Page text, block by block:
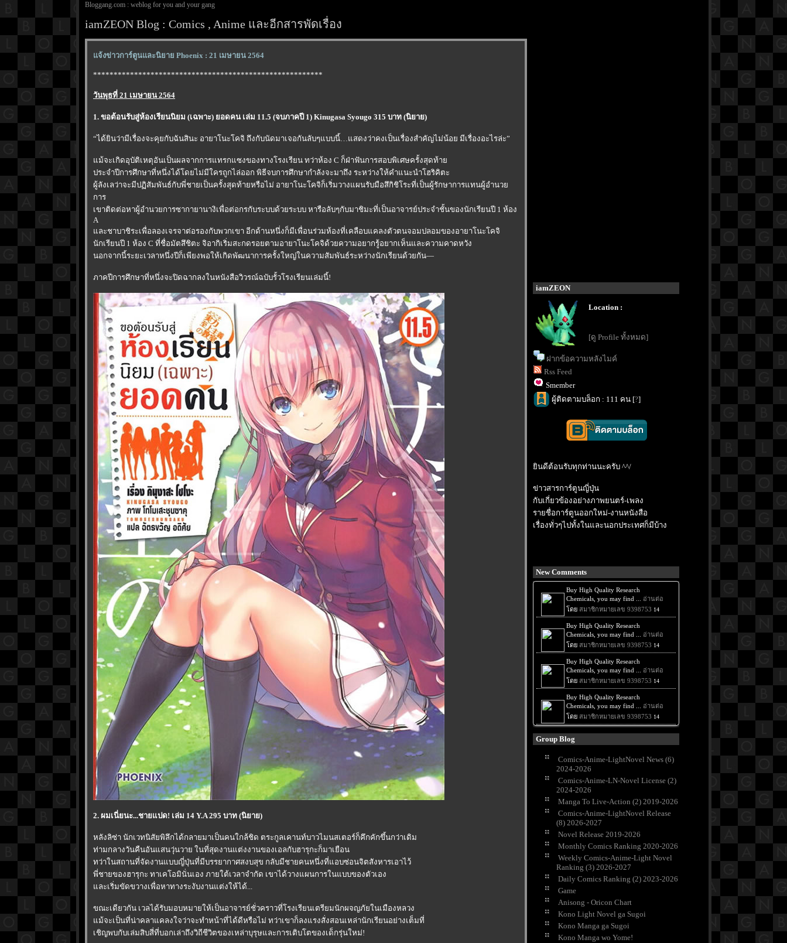
Bloggang.com : weblog for you and your gang
iamZEON Blog : Comics , Anime และอีกสารพัดเรื่อง
จ้งข่าวการ์ตูนและนิยาย Phoenix : 21 เมษายน 2564
********************************************************
วันพุธที่ 21 เมษายน 2564
1. ขอต้อนรับสู่ห้องเรียนนิยม (เฉพาะ) ยอดคน เล่ม 11.5 (จบภาคปี 1) Kinugasa Syougo 315 บาท (นิยาย)
“ได้ยินว่ามีเรื่องจะคุยกับฉันสินะ อายาโนะโคจิ ถึงกับนัดมาเจอกันลับๆแบบนี้…แสดงว่าคงเป็นเรื่องสำคัญไม่น้อย มีเรื่องอะไรล่ะ”
ม้จะเกิดอุบัติเหตุอันเป็นผลจากการแทรกแซงของทางโรงเรียน ทว่าห้อง C ก็ฝ่าฟันการสอบพิเศษครั้งสุดท้า
ประจำปีการศึกษาที่หนึ่งได้โดยไม่มีใครถูกไล่ออก พิธีจบการศึกษากำลังจะมาถึง ระหว่างให้คำแนะนำโฮริคิตะ
ผู้ลังเลว่าจะมีปฏิสัมพันธ์กับพี่ชายเป็นครั้งสุดท้ายหรือไม่ อายาโนะโคจิก็เริ่มวางแผนรับมือสึกิชิโระที่เป็นผู้รักษาการแทนผู้อำนว
การ
เขาติดต่อหาผู้อำนวยการซากายานางิเพื่อต่อกรกับระบบด้วยระบบ หารือลับๆกับมาชิมะที่เป็นอาจารย์ประจำชั้นของนักเรียนปี 1 ห้อง
A
ละชาบาชิระเพื่อลองเจรจาต่อรองกับพวกเขา อีกด้านหนึ่งก็มีเพื่อนร่วมห้องที่เคลือบแคลงตัวตนจอมปลอมของอายาโนะโคจิ
นักเรียนปี 1 ห้อง C ที่ชื่อมัตสึชิตะ จิอากิเริ่มสะกดรอยตามอายาโนะโคจิด้วยความอยากรู้อยากเห็นและความคาดหวัง
นอกจากนี้ระยะเวลาหนึ่งปีก็เพียงพอให้เกิดพัฒนาการครั้งใหญ่ในความสัมพันธ์ระหว่างนักเรียนด้วยกัน—
ภาคปีการศึกษาที่หนึ่งจะปิดฉากลงในหนังสือวิวรณ์ฉบับรั้วโรงเรียนเล่มนี้!
2. ผมเนี่ยนะ...ชายแปด! เล่ม 14 Y.A 295 บาท (นิยาย)
หลังลิซ่า นักเวทนิสัยพิลึกได้กลายมาเป็นคนใกล้ชิด ตระกูลเคานท์บาวไมนสเตอร์ก็คึกคักขึ้นกว่าเดิม
ท่ามกลางวันคืนอันแสนวุ่นวาย ในที่สุดงานแต่งงานของเอลกับฮารุกะก็มาเยือน
ทว่าในสถานที่จัดงานแบบญี่ปุ่นที่มีบรรยากาศสงบสุข กลับมีชายคนหนึ่งที่แอบซ่อนจิตสังหารเอาไว้
พี่ชายของฮารุกะ ทาเคโอมินั่นเอง ภายใต้เวลาจำกัด เขาได้วางแผนการในแบบของตัวเอง
ละเริ่มขัดขวางเพื่อหาทางระงับงานแต่งให้ได้...
ขณะเดียวกัน เวลได้รับมอบหมายให้เป็นอาจารย์ชั่วคราวที่โรงเรียนเตรียมนักผจญภัยในเมืองหลวง
ม้จะเป็นที่น่าคลาแคลงใจว่าจะทำหน้าที่ได้ดีหรือไม่ ทว่าเขาก็ลงแรงสั่งสอนเหล่านักเรียนอย่างเต็มที่
เชิญพบกับเล่มสิบสี่ที่บอกเล่าถึงวิถีชีวิตของเหล่าบุรุษและการเติบโตของเด็กรุ่นใหม่!
iamZEON
Location :
[ดู Profile ทั้งหมด]
ฝากข้อความหลังไมค์
Rss Feed
Smember
ผู้ติดตามบล็อก : 111 คน [?]
ินดีต้อนรับทุกท่านนะครับ ^^/
ข่าวสารการ์ตูนญี่ปุ่น
กับเกี่ยวข้องอย่างภาพยนตร์-เพลง
รายชื่อการ์ตูนออกใหม่-งานหนังสือ
เรื่องทั่วๆไปทั้งในและนอกประเทศก็มีบ้าง
New Comments
Group Blog
Comics-Anime-LightNovel News (6)
2024-2026
Comics-Anime-LN-Novel License (2)
2024-2026
Manga To Live-Action (2) 2019-2026
Comics-Anime-LightNovel Release
(8) 2026-2027
Novel Release 2019-2026
Monthly Comics Ranking 2020-2026
Weekly Comics-Anime-Light Novel
Ranking (3) 2026-2027
Daily Comics Ranking (2) 2023-2026
Game
Anisong - Oricon Chart
Kono Light Novel ga Sugoi
Kono Manga ga Sugoi
Kono Manga wo Yome!